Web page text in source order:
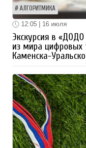
АЛГОРИТМИКА
12:05 | 16 июля
Экскурсия в
из мира цифровых
Каменска-